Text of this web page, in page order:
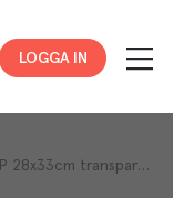
LOGGA IN
Delikatessark PP 28x33cm transparent